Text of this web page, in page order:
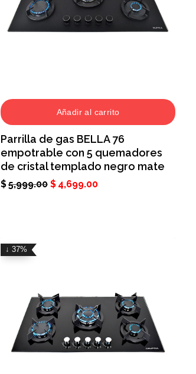
Añadir al carrito
Parrilla de gas BELLA 76
empotrable con 5 quemadores
de cristal templado negro mate
$5,999.00 $ 4,699.00
↓ 37%